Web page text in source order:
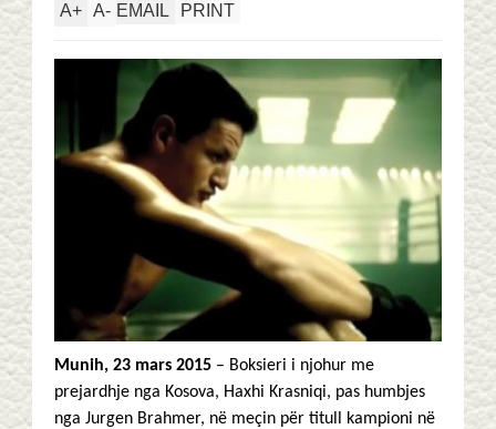
A+ A- EMAIL PRINT
Munih, 23 mars 2015 – Boksieri i njohur me
prejardhje nga Kosova, Haxhi Krasniqi, pas humbjes
nga Jurgen Brahmer, në meçin për titull kampioni në